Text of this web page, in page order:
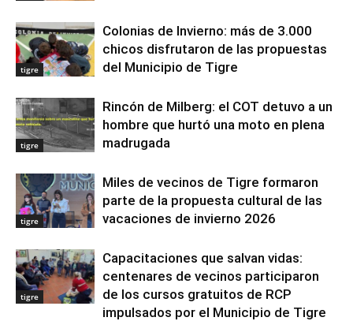
tigre
Colonias de Invierno: más de 3.000
chicos disfrutaron de las propuestas
del Municipio de Tigre
tigre
Rincón de Milberg: el COT detuvo a un
hombre que hurtó una moto en plena
madrugada
tigre
Miles de vecinos de Tigre formaron
parte de la propuesta cultural de las
vacaciones de invierno 2026
tigre
Capacitaciones que salvan vidas:
centenares de vecinos participaron
de los cursos gratuitos de RCP
impulsados por el Municipio de Tigre